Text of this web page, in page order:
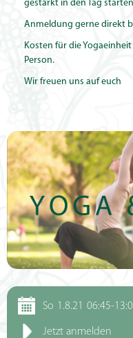
So 1.8.21 06:45-
Jetzt anmelden
gestärkt in den Tag
Anmeldung gerne direkt
Kosten für die
Person.
Wir freuen uns auf euch